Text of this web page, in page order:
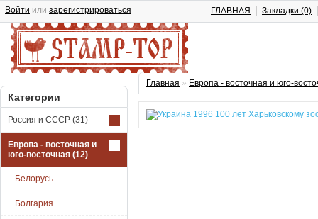
Войти или зарегистрироваться ГЛАВНАЯ Закладки (0)
Категории
Россия и СССР (31)
Европа - восточная и
юго-восточная (12)
Белорусь
Болгария
Главная » Европа - восточная и юго-